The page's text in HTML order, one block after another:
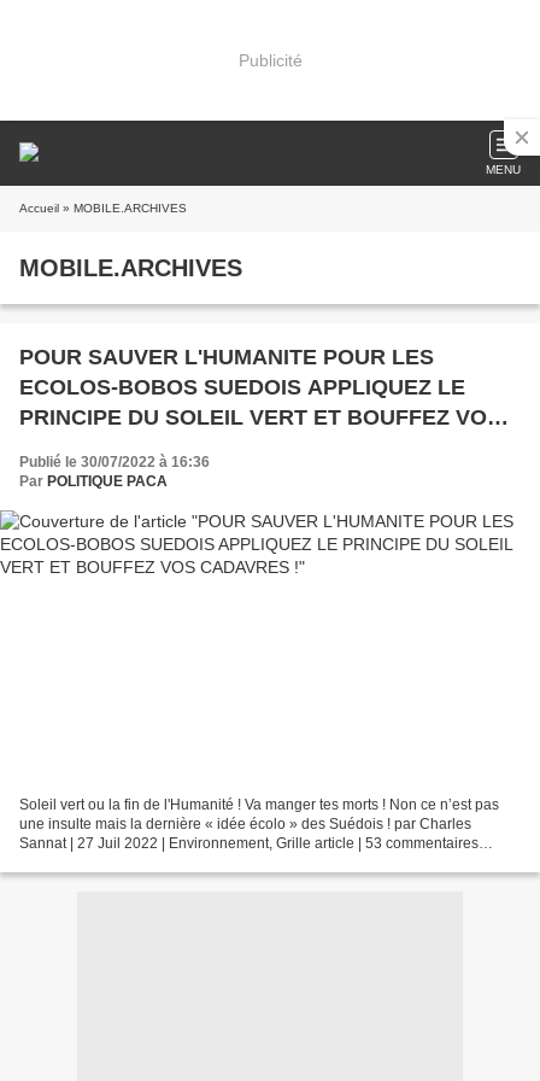
Publicité
MENU
Accueil » MOBILE.ARCHIVES
MOBILE.ARCHIVES
POUR SAUVER L'HUMANITE POUR LES
ECOLOS-BOBOS SUEDOIS APPLIQUEZ LE
PRINCIPE DU SOLEIL VERT ET BOUFFEZ VOS
CADAVRES !
Publié le 30/07/2022 à 16:36
Par POLITIQUE PACA
Soleil vert ou la fin de l'Humanité ! Va manger tes morts ! Non ce n’est pas
une insulte mais la dernière « idée écolo » des Suédois ! par Charles
Sannat | 27 Juil 2022 | Environnement, Grille article | 53 commentaires